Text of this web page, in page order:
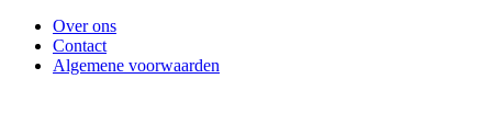
Over ons
Contact
Algemene voorwaarden